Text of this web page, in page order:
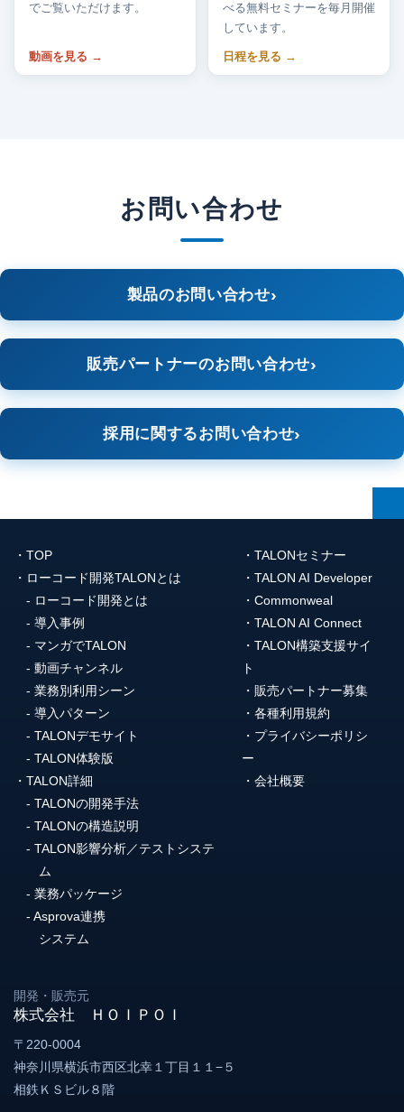
でご覧いただけます。
動画を見る
べる無料セミナーを毎月開催
しています。
日程を見る
お問い合わせ
製品のお問い合わせ
販売パートナーのお問い合わせ
採用に関するお問い合わせ
TOP
ローコード開発TALONとは
ローコード開発とは
導入事例
マンガでTALON
動画チャンネル
業務別利用シーン
導入パターン
TALONデモサイト
TALON体験版
TALON詳細
TALONの開発手法
TALONの構造説明
TALON影響分析／テストシステ
ム
業務パッケージ
Asprova連携
システム
TALONセミナー
TALON AI Developer
Commonweal
TALON AI Connect
TALON構築支援サイ
ト
販売パートナー募集
各種利用規約
プライバシーポリシ
ー
会社概要
開発・販売元
株式会社 ＨＯＩＰＯＩ
〒220-0004
神奈川県横浜市西区北幸１丁目１１−５
相鉄ＫＳビル８階